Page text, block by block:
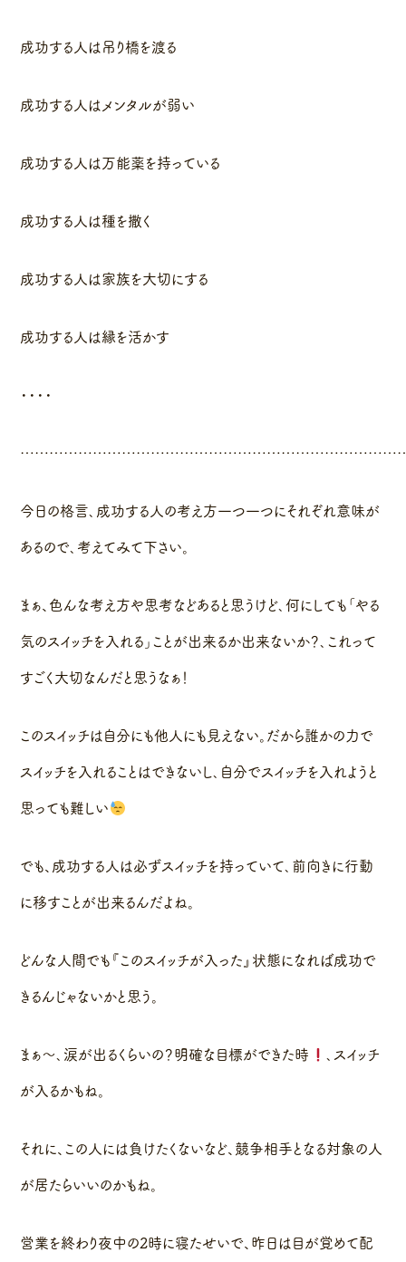
成功する人は吊り橋を渡る
成功する人はメンタルが弱い
成功する人は万能薬を持っている
成功する人は種を撒く
成功する人は家族を大切にする
成功する人は縁を活かす
・・・・
今日の格言､成功する人の考え方一つ一つにそれぞれ意味が
あるので､考えてみて下さい。
まぁ、色んな考え方や思考などあると思うけど､何にしても「やる
気のスイッチを入れる」ことが出来るか出来ないか？､これって
すごく大切なんだと思うなぁ！
このスイッチは自分にも他人にも見えない。だから誰かの力で
スイッチを入れることはできないし､自分でスイッチを入れようと
思っても難しい
でも、成功する人は必ずスイッチを持っていて､前向きに行動
に移すことが出来るんだよね。
どんな人間でも『このスイッチが入った』状態になれば成功で
きるんじゃないかと思う。
まぁ〜､涙が出るくらいの？明確な目標ができた時
､スイッチ
が入るかもね。
それに、この人には負けたくないなど、競争相手となる対象の人
が居たらいいのかもね。
営業を終わり夜中の2時に寝たせいで、昨日は目が覚めて配